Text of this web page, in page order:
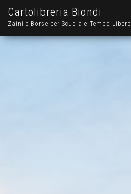
Cartolibreria Biondi
Zaini e Borse per Scuola e Tempo Libero